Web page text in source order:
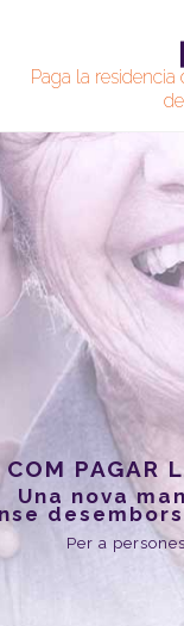
Paga la
COM PAGAR
Una nova
Per a